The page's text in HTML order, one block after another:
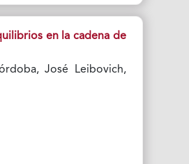
en la cadena de
José Leibovich,